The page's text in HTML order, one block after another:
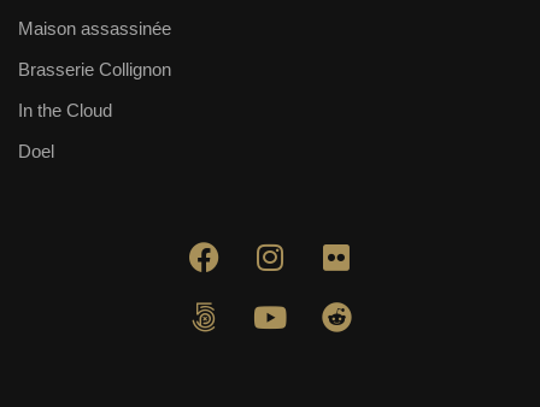
Maison assassinée
Brasserie Collignon
In the Cloud
Doel